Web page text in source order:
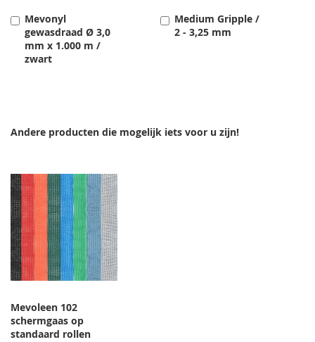
Mevonyl
gewasdraad Ø 3,0
mm x 1.000 m /
zwart
Toevoegen
Medium Gripple /
2 - 3,25 mm
Toevoegen
Andere producten die mogelijk iets voor u zijn!
Mevoleen 102
schermgaas op
standaard rollen